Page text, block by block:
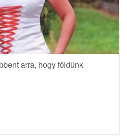
arra, hogy földünk